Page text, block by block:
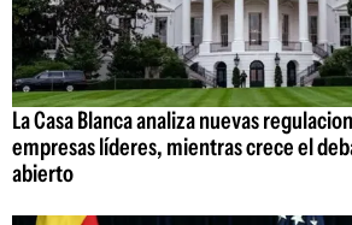
La Casa Blanca analiza nuevas
empresas líderes, mientras crece el
abierto